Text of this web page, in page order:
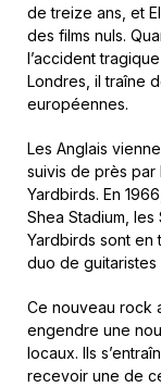
de treize ans, et
des films nuls.
l’accident
Londres, il traîne
européennes.
Les Anglais
suivis de près par
Yardbirds. En
Shea Stadium,
Yardbirds sont en
duo de guitaristes
Ce nouveau rock
engendre une
locaux. Ils
recevoir une de